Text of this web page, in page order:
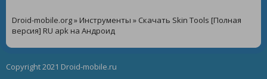
Droid-mobile.org» Инструменты » Скачать Skin Tools [Полная
версия] RU apk на Андроид
Copyright 2021 Droid-mobile.ru